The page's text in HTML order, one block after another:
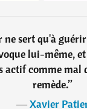
ne sert qu'à
lui-même,
actif comme mal
remède.”
―Xavier